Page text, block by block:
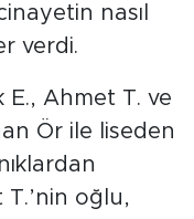
nasıl
verdi.
E., Ahmet T. ve
Ör ile liseden
T.’nin oğlu,